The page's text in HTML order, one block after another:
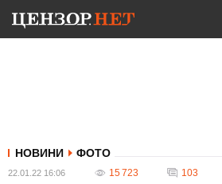
НОВИНИ ФОТО
22.01.22 16:06 15 723 103